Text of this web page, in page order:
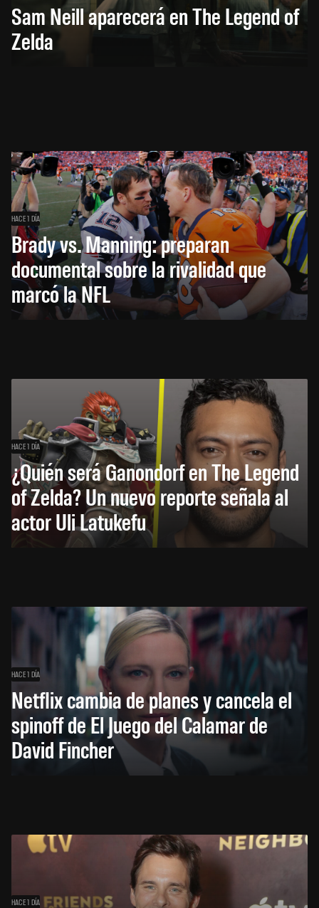
Sam Neill aparecerá en The Legend of
Zelda
HACE 1 DÍA
Brady vs. Manning: preparan
documental sobre la rivalidad que
marcó la NFL
HACE 1 DÍA
¿Quién será Ganondorf en The Legend
of Zelda? Un nuevo reporte señala al
actor Uli Latukefu
HACE 1 DÍA
Netflix cambia de planes y cancela el
spinoff de El Juego del Calamar de
David Fincher
HACE 1 DÍA